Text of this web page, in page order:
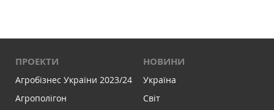
ПРОЕКТИ
Агробізнес України 2023/24
Агрополігон
НОВИНИ
Україна
Світ